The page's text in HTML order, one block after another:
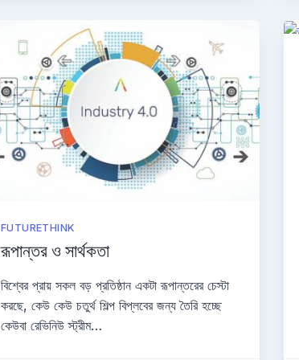
FUTURETHINK
রূপান্তর ও সার্থকতা
বিশ্বের প্রায় সকল বড় প্রতিষ্ঠান একটা রূপান্তরের চেস্টা
করছে, কেউ কেউ চতুর্থ শিল্প বিপ্লবের জন্য তৈরি হচ্ছে
কেউবা রেভিনিউ স্ট্রীম…